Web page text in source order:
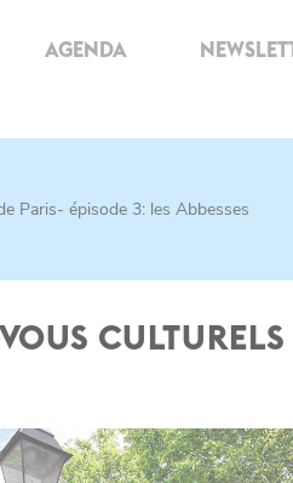
AGENDA
Paris- épisode 3: les Abbesses